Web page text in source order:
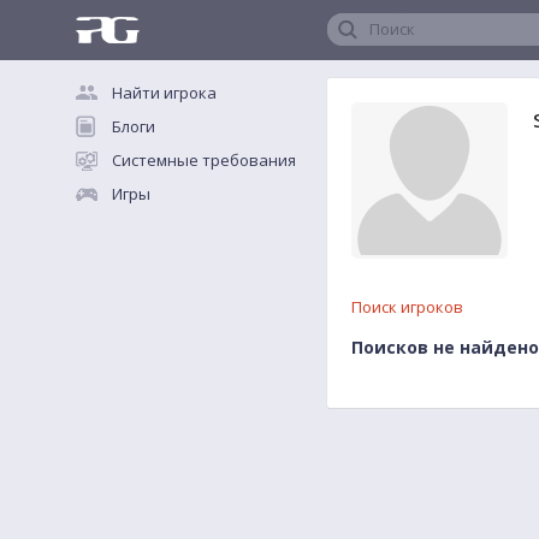
Поиск
Найти игрока
Блоги
Системные требования
Игры
Поиск игроков
Поисков не найдено